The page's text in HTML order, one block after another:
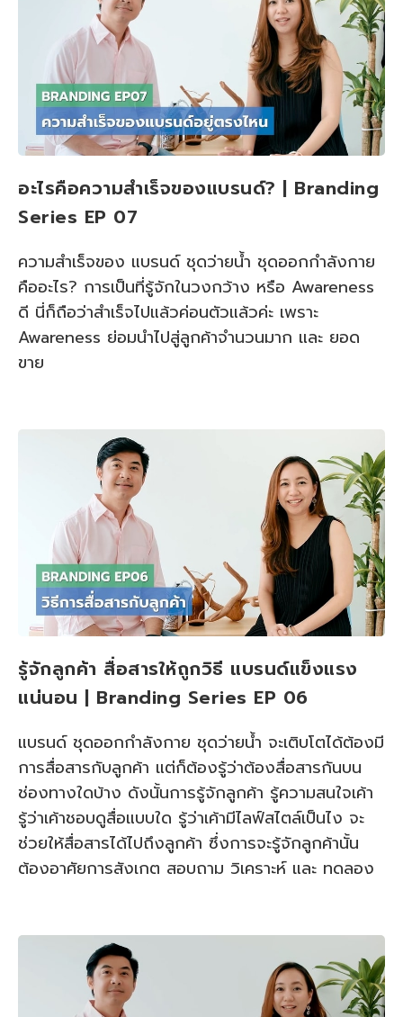
อะไรคือความสำเร็จของแบรนด์? | Branding
Series EP 07
ความสำเร็จของ แบรนด์ ชุดว่ายน้ำ ชุดออกกำลังกาย
คืออะไร? การเป็นที่รู้จักในวงกว้าง หรือ Awareness
ดี นี่ก็ถือว่าสำเร็จไปแล้วค่อนตัวแล้วค่ะ เพราะ
Awareness ย่อมนำไปสู่ลูกค้าจำนวนมาก และ ยอด
ขาย
รู้จักลูกค้า สื่อสารให้ถูกวิธี แบรนด์แข็งแรง
แน่นอน | Branding Series EP 06
แบรนด์ ชุดออกกําลังกาย ชุดว่ายน้ำ จะเติบโตได้ต้องมี
การสื่อสารกับลูกค้า แต่ก็ต้องรู้ว่าต้องสื่อสารกันบน
ช่องทางใดบ้าง ดังนั้นการรู้จักลูกค้า รู้ความสนใจเค้า
รู้ว่าเค้าชอบดูสื่อแบบใด รู้ว่าเค้ามีไลฟ์สไตล์เป็นไง จะ
ช่วยให้สื่อสารได้ไปถึงลูกค้า ซึ่งการจะรู้จักลูกค้านั้น
ต้องอาศัยการสังเกต สอบถาม วิเคราะห์ และ ทดลอง